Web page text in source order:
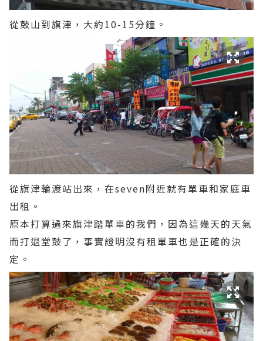
從鼓山到旗津，大約10-15分鐘。
從旗津輪渡站出來，在seven附近就有單車和家庭車
出租。
原本打算過來旗津踏單車的我們，因為這幾天的天氣
而打退堂鼓了，事實證明沒有租單車也是正確的決
定。